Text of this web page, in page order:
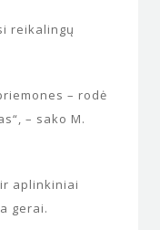
reikalingų
– rodė
– sako M.
aplinkiniai
gerai.